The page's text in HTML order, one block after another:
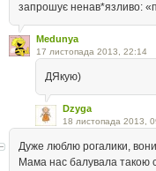
запрошує ненав*язливо:
Medunya
17 листопада 2013, 22:14
ДЯкую)
Dzyga
18 листопада 2013,
Дуже люблю рогалики,
Мама нас балувала такою